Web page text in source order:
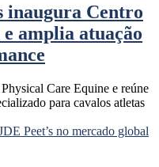
inaugura Centro
amplia atuação
Care Equine e reúne
para cavalos atletas